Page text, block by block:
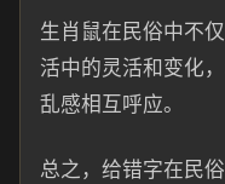
生肖鼠在民俗中不
活中的灵活和变化
乱感相互呼应。
总之，给错字在民